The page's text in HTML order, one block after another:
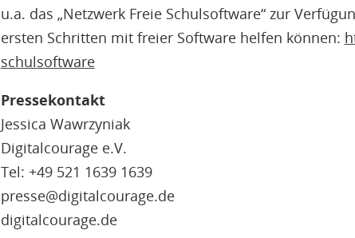
u.a. das „Netzwerk Freie Schulsoftware“ zur
ersten Schritten mit freier Software helfen können:
schulsoftware
Pressekontakt
Jessica Wawrzyniak
Digitalcourage e.V.
Tel: +49 521 1639 1639
presse@digitalcourage.de
digitalcourage.de